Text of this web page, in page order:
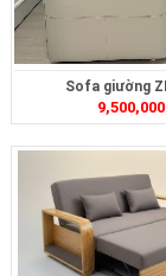
Sofa giường
9,500,000